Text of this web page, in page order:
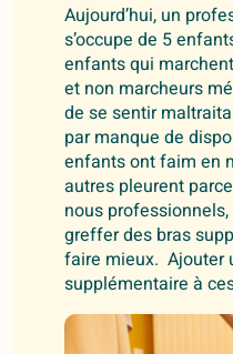
Aujourd’hui, un
s’occupe de 5
enfants qui
et non marcheurs
de se sentir
par manque de
enfants ont faim en
autres pleurent
nous
greffer des bras
faire mieux. Ajouter
supplémentaire à